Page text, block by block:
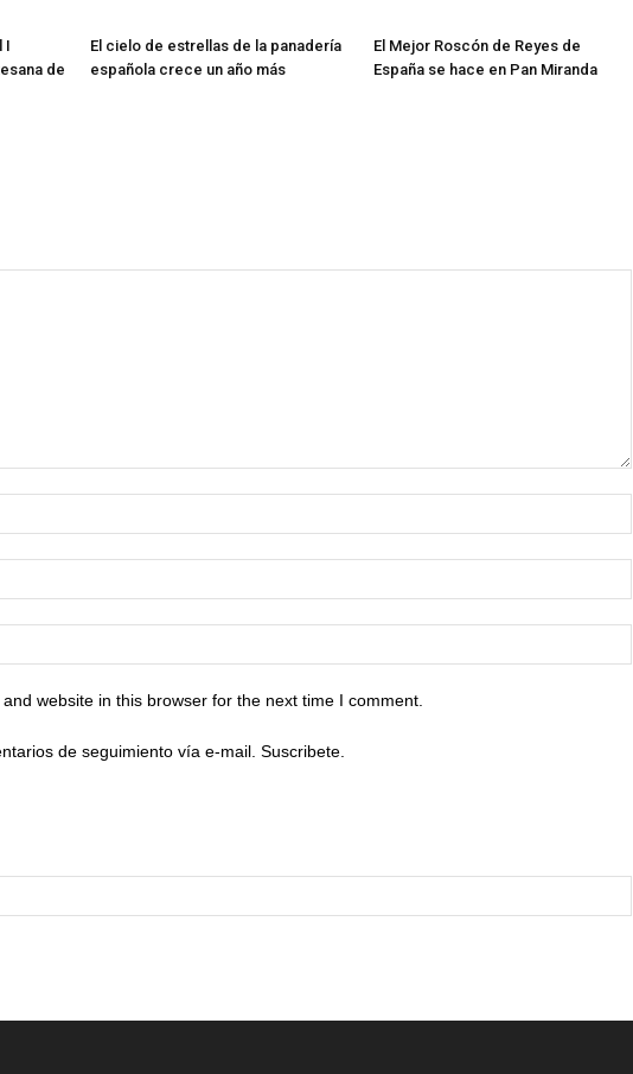
I
de
El cielo de estrellas de la panadería
española crece un año más
El Mejor Roscón de Reyes de
España se hace en Pan Miranda
website in this browser for the next time I comment.
de seguimiento vía e-mail. Suscribete.